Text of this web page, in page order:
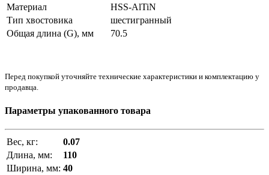
Материал
HSS-AlTiN
Тип хвостовика
шестигранный
Общая длина (G), мм
70.5
Перед покупкой уточняйте технические характеристики и комплектацию у
продавца.
Параметры упакованного товара
Вес, кг:
0.07
Длина, мм:
110
Ширина, мм: 40